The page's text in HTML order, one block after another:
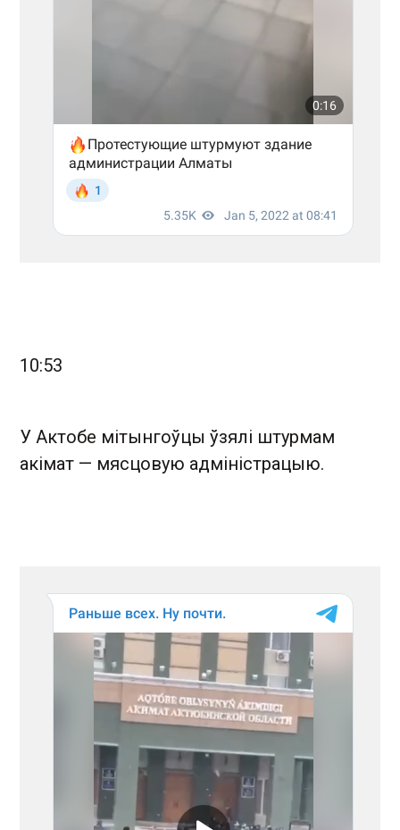
10:53
У Актобе мітынгоўцы ўзялі штурмам
акімат — мясцовую адміністрацыю.